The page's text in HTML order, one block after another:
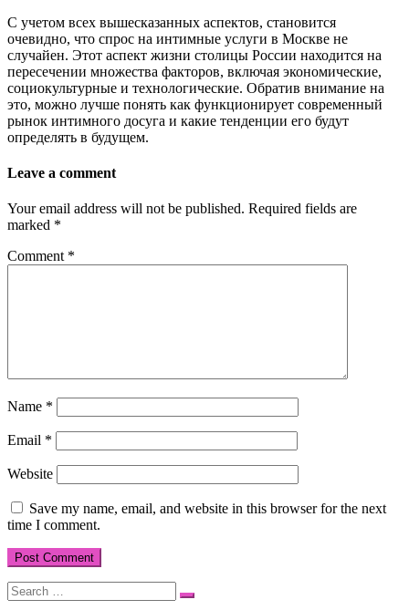
С учетом всех вышесказанных аспектов, становится
очевидно, что спрос на интимные услуги в Москве не
случайен. Этот аспект жизни столицы России находится на
пересечении множества факторов, включая экономические,
социокультурные и технологические. Обратив внимание на
это, можно лучше понять как функционирует современный
рынок интимного досуга и какие тенденции его будут
определять в будущем.
Leave a comment
Your email address will not be published. Required fields are
marked *
Comment *
Name *
Email *
Website
Save my name, email, and website in this browser for the next
time I comment.
Search
Search